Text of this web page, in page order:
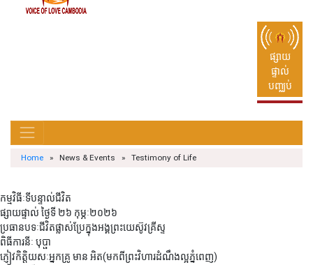
ផ្សាយ
ផ្ទាល់
បញ្ឈប់
Home » News & Events » Testimony of Life
កម្មវិធីៈទីបន្ទាល់ជីវិត
ផ្សាយផ្ទាល់ ថ្ងៃទី ២៦​​​ កុម្ភៈ២០២៦
ប្រធានបទៈជីវិតផ្លាស់ប្រែក្នុងអង្គព្រះយេស៊ូវគ្រីស្ទ
ពិធីការនីៈ បុប្ផា
ភ្ញៀវកិត្តិយសៈអ្នកគ្រូ មាន អិត(មកពីព្រះវិហារដំណឹងល្អភ្នំពេញ)